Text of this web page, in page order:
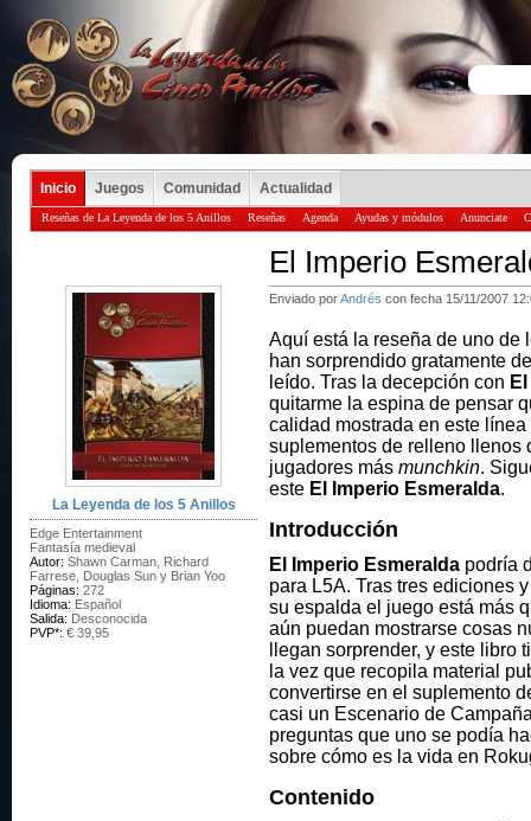
Inicio Juegos Comunidad Actualidad
Reseñas de La Leyenda de los 5 Anillos Reseñas Agenda Ayudas y módulos Anunciate
El Imperio
Enviado porAndrés con fecha 15/11/2007
Aquí está la reseña de uno de
han sorprendido gratamente
leído. Tras la decepción con
quitarme la espina de pensar
calidad mostrada en este
suplementos de relleno llenos
jugadores más munchkin.
este El Imperio Esmeralda.
Introducción
El Imperio Esmeralda podría
para L5A. Tras tres ediciones
su espalda el juego está más
aún puedan mostrarse cosas
llegan sorprender, y este libro
la vez que recopila material
convertirse en el suplemento
casi un Escenario de
preguntas que uno se podía
sobre cómo es la vida en
Contenido
La Leyenda de los 5 Anillos
Edge Entertainment
Fantasía medieval
Autor: Shawn Carman, Richard
Farrese, Douglas Sun y Brian Yoo
Páginas: 272
Idioma: Español
Salida: Desconocida
PVP*: € 39,95